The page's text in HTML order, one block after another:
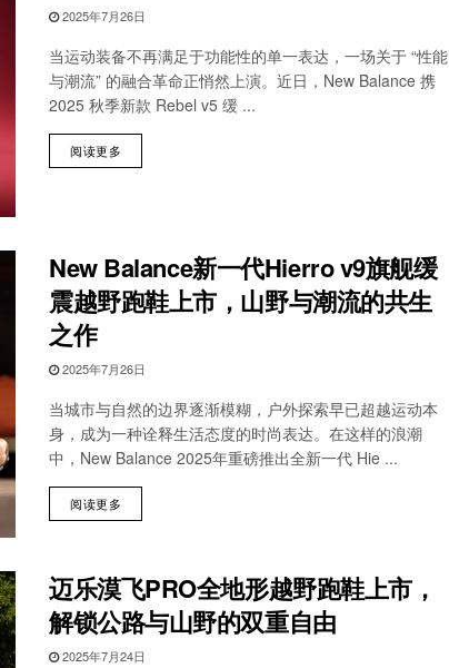
2025年7月26日
当运动装备不再满足于功能性的单一表达，一场关于 “性能
与潮流” 的融合革命正悄然上演。近日，New Balance 携
2025 秋季新款 Rebel v5 缓 ...
阅读更多
New Balance新一代Hierro v9旗舰缓
震越野跑鞋上市，山野与潮流的共生
之作
2025年7月26日
当城市与自然的边界逐渐模糊，户外探索早已超越运动本
身，成为一种诠释生活态度的时尚表达。在这样的浪潮
中，New Balance 2025年重磅推出全新一代 Hie ...
阅读更多
迈乐漠飞PRO全地形越野跑鞋上市，
解锁公路与山野的双重自由
2025年7月24日